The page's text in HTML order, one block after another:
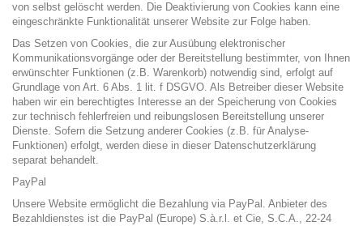
von selbst gelöscht werden. Die Deaktivierung von Cookies kann eine
eingeschränkte Funktionalität unserer Website zur Folge haben.
Das Setzen von Cookies, die zur Ausübung elektronischer
Kommunikationsvorgänge oder der Bereitstellung bestimmter, von Ihnen
erwünschter Funktionen (z.B. Warenkorb) notwendig sind, erfolgt auf
Grundlage von Art. 6 Abs. 1 lit. f DSGVO. Als Betreiber dieser Website
haben wir ein berechtigtes Interesse an der Speicherung von Cookies
zur technisch fehlerfreien und reibungslosen Bereitstellung unserer
Dienste. Sofern die Setzung anderer Cookies (z.B. für Analyse-
Funktionen) erfolgt, werden diese in dieser Datenschutzerklärung
separat behandelt.
PayPal
Unsere Website ermöglicht die Bezahlung via PayPal. Anbieter des
Bezahldienstes ist die PayPal (Europe) S.à.r.l. et Cie, S.C.A., 22-24